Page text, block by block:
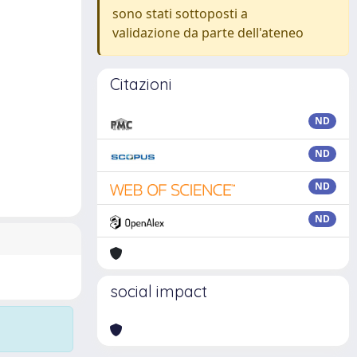
sono stati sottoposti a
validazione da parte dell'ateneo
Citazioni
ND
ND
ND
ND
social impact